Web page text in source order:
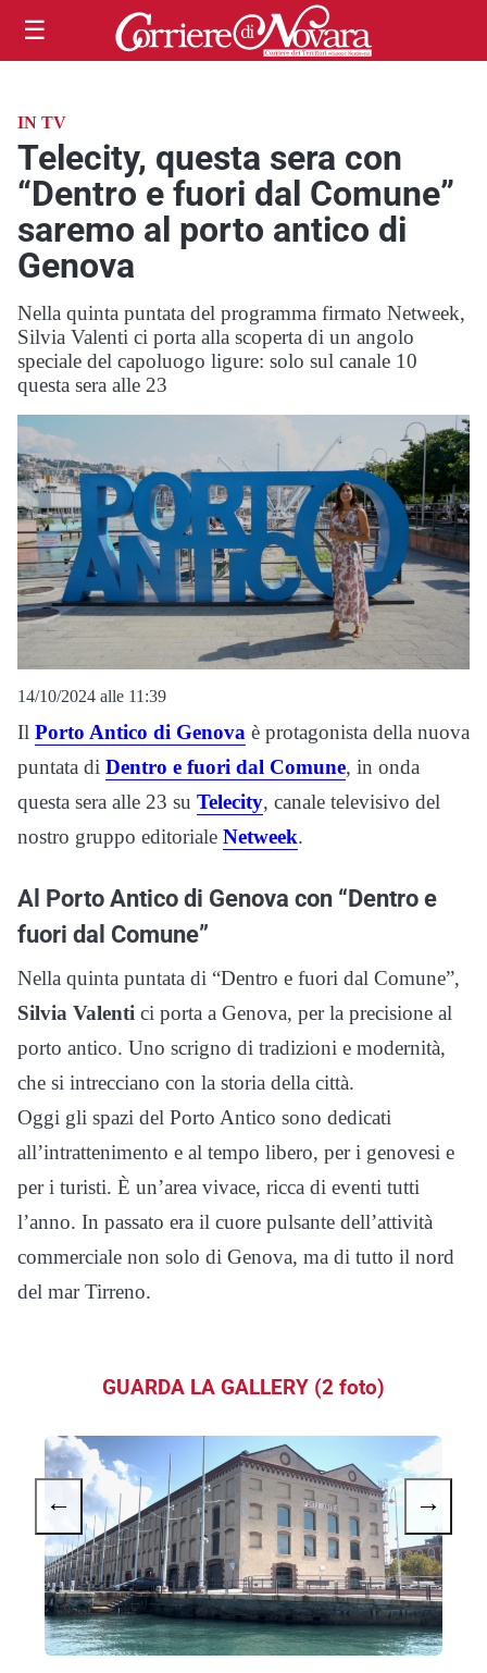
☰
IN TV
Telecity, questa sera con
“Dentro e fuori dal Comune”
saremo al porto antico di
Genova
Nella quinta puntata del programma firmato Netweek,
Silvia Valenti ci porta alla scoperta di un angolo
speciale del capoluogo ligure: solo sul canale 10
questa sera alle 23
14/10/2024 alle 11:39
Il Porto Antico di Genova è protagonista della nuova
puntata di Dentro e fuori dal Comune, in onda
questa sera alle 23 su Telecity, canale televisivo del
nostro gruppo editoriale Netweek.
Al Porto Antico di Genova con “Dentro e
fuori dal Comune”
Nella quinta puntata di “Dentro e fuori dal Comune”,
Silvia Valenti ci porta a Genova, per la precisione al
porto antico. Uno scrigno di tradizioni e modernità,
che si intrecciano con la storia della città.
Oggi gli spazi del Porto Antico sono dedicati
all’intrattenimento e al tempo libero, per i genovesi e
per i turisti. È un’area vivace, ricca di eventi tutti
l’anno. In passato era il cuore pulsante dell’attività
commerciale non solo di Genova, ma di tutto il nord
del mar Tirreno.
GUARDA LA GALLERY (2 foto)
← →